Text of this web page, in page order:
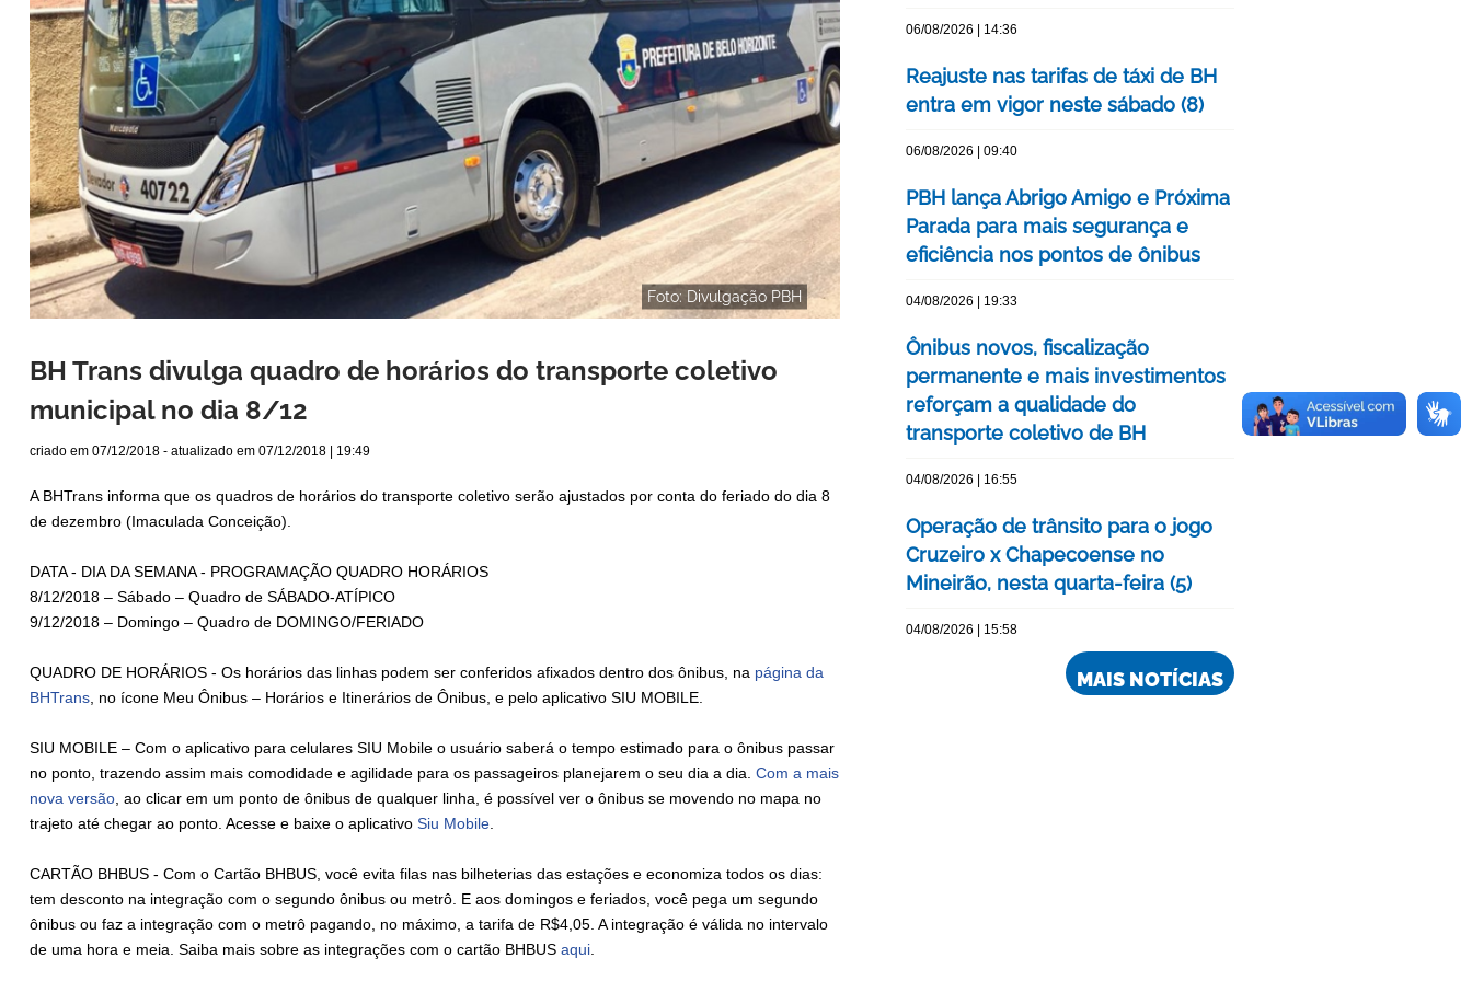
Foto: Divulgação PBH
BH Trans divulga quadro de horários do transporte coletivo
municipal no dia 8/12
criado em 07/12/2018 - atualizado em 07/12/2018 | 19:49
A BHTrans informa que os quadros de horários do transporte coletivo serão ajustados por conta do feriado do dia 8
de dezembro (Imaculada Conceição).
DATA - DIA DA SEMANA - PROGRAMAÇÃO QUADRO HORÁRIOS
8/12/2018 – Sábado – Quadro de SÁBADO-ATÍPICO
9/12/2018 – Domingo – Quadro de DOMINGO/FERIADO
QUADRO DE HORÁRIOS - Os horários das linhas podem ser conferidos afixados dentro dos ônibus, na página da
BHTrans, no ícone Meu Ônibus – Horários e Itinerários de Ônibus, e pelo aplicativo SIU MOBILE.
SIU MOBILE – Com o aplicativo para celulares SIU Mobile o usuário saberá o tempo estimado para o ônibus passar
no ponto, trazendo assim mais comodidade e agilidade para os passageiros planejarem o seu dia a dia. Com a mais
nova versão, ao clicar em um ponto de ônibus de qualquer linha, é possível ver o ônibus se movendo no mapa no
trajeto até chegar ao ponto. Acesse e baixe o aplicativo Siu Mobile.
CARTÃO BHBUS - Com o Cartão BHBUS, você evita filas nas bilheterias das estações e economiza todos os dias:
tem desconto na integração com o segundo ônibus ou metrô. E aos domingos e feriados, você pega um segundo
ônibus ou faz a integração com o metrô pagando, no máximo, a tarifa de R$4,05. A integração é válida no intervalo
de uma hora e meia. Saiba mais sobre as integrações com o cartão BHBUS aqui.
06/08/2026 | 14:36
Reajuste nas tarifas de táxi de BH
entra em vigor neste sábado (8)
06/08/2026 | 09:40
PBH lança Abrigo Amigo e Próxima
Parada para mais segurança e
eficiência nos pontos de ônibus
04/08/2026 | 19:33
Ônibus novos, fiscalização
permanente e mais investimentos
reforçam a qualidade do
transporte coletivo de BH
04/08/2026 | 16:55
Operação de trânsito para o jogo
Cruzeiro x Chapecoense no
Mineirão, nesta quarta-feira (5)
04/08/2026 | 15:58
MAIS NOTÍCIAS